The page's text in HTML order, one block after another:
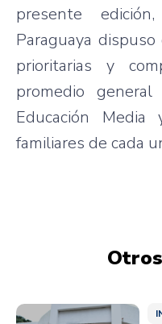
presente
Paraguaya
prioritarias y
promedio
Educación
familiares de cada